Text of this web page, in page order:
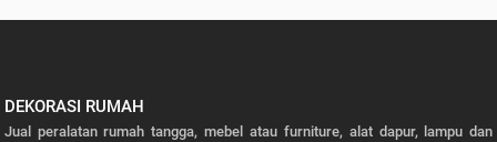
DEKORASI RUMAH
Jual peralatan rumah tangga, mebel atau furniture, alat dapur, lampu dan